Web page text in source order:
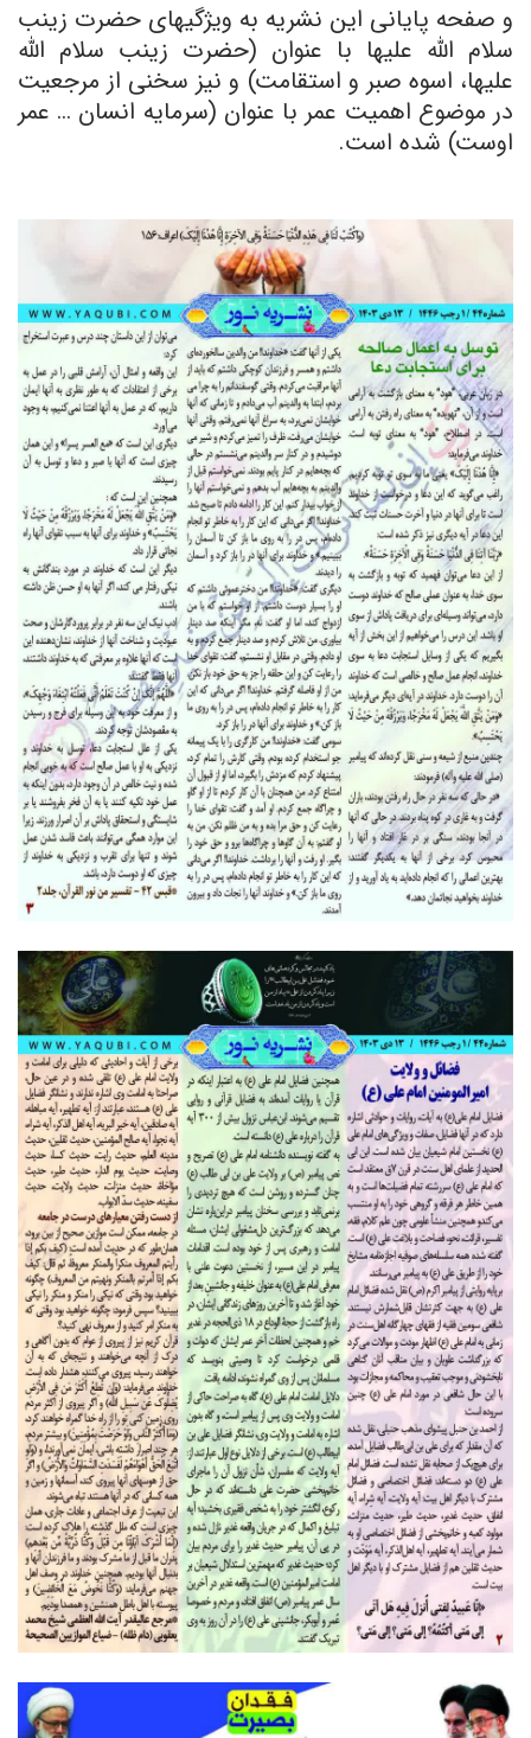
و صفحه پایانی این نشریه به ویژگیهای حضرت زینب
سلام الله علیها با عنوان (حضرت زینب سلام الله
علیها، اسوه صبر و استقامت) و نیز سخنی از مرجعیت
در موضوع اهمیت عمر با عنوان (سرمایه انسان … عمر
اوست) شده است.